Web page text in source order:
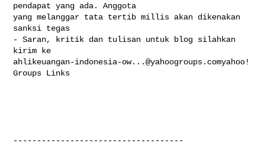
pendapat yang ada. Anggota
yang melanggar tata tertib millis akan dikenakan
sanksi tegas
- Saran, kritik dan tulisan untuk blog silahkan
ahlikeuangan-indonesia-ow...@yahoogroups.comyahoo!
Groups Links
------------------------------------